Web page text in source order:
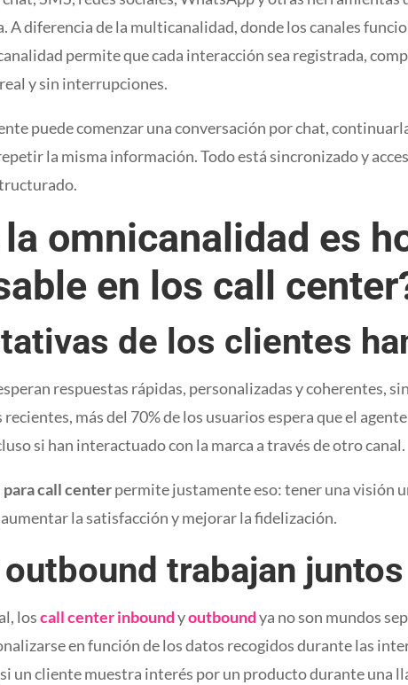
A diferencia de la multicanalidad, donde los canales
permite que cada interacción sea registrada,
y sin interrupciones.
puede comenzar una conversación por chat,
la misma información. Todo está sincronizado y
omnicanalidad es
en los call
de los clientes
respuestas rápidas, personalizadas y coherentes,
más del 70% de los usuarios espera que el
si han interactuado con la marca a través de otro canal.
call centerpermite justamente eso: tener una visión
la satisfacción y mejorar la fidelización.
trabajan juntos
loscall center inboundyoutboundya no son mundos
en función de los datos recogidos durante las
un cliente muestra interés por un producto durante una